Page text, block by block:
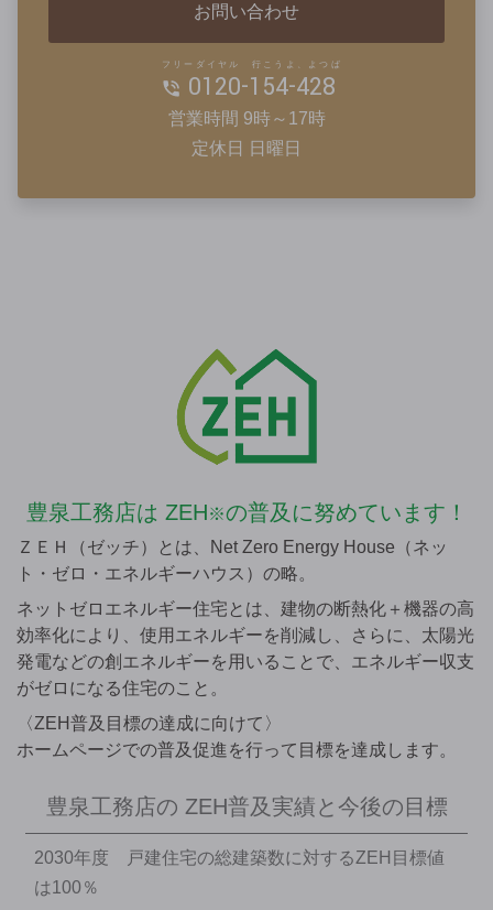
お問い合わせ
0120-154-428
フリーダイヤル 行こうよ、よつば
営業時間 9時～17時
定休日 日曜日
豊泉工務店は ZEH※の普及に努めています！
ＺＥＨ（ゼッチ）とは、Net Zero Energy House（ネッ
ト・ゼロ・エネルギーハウス）の略。
ネットゼロエネルギー住宅とは、建物の断熱化＋機器の高
効率化により、使用エネルギーを削減し、さらに、太陽光
発電などの創エネルギーを用いることで、エネルギー収支
がゼロになる住宅のこと。
〈ZEH普及目標の達成に向けて〉
ホームページでの普及促進を行って目標を達成します。
豊泉工務店の ZEH普及実績と今後の目標
2030年度 戸建住宅の総建築数に対するZEH目標値
は100％